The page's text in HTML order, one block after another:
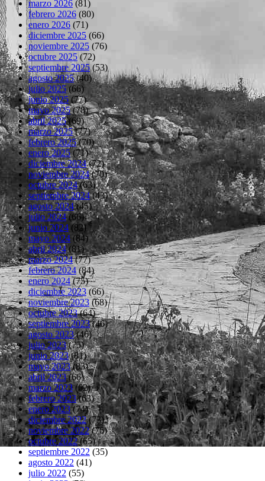
marzo 2026 (81)
febrero 2026 (80)
enero 2026 (71)
diciembre 2025 (66)
noviembre 2025 (76)
octubre 2025(72)
septiembre 2025(53)
agosto 2025(40)
julio 2025(66)
junio 2025 (77)
mayo 2025(78)
abril 2025(69)
marzo 2025(77)
febrero 2025(70)
enero 2025(71)
diciembre 2024(72)
noviembre 2024(70)
octubre 2024(63)
septiembre 2024(43)
agosto 2024(45)
julio 2024(66)
junio 2024 (82)
mayo 2024 (84)
abril 2024(81)
marzo 2024(77)
febrero 2024(84)
enero 2024(75)
diciembre 2023(66)
noviembre 2023(68)
octubre 2023(64)
septiembre 2023(46)
agosto 2023(46)
julio 2023(75)
junio 2023(81)
mayo 2023(83)
abril 2023(66)
marzo 2023(62)
febrero 2023(63)
enero 2023(74)
diciembre 2022(73)
noviembre 2022(76)
octubre 2022(65)
septiembre 2022 (35)
agosto 2022 (41)
julio 2022 (55)